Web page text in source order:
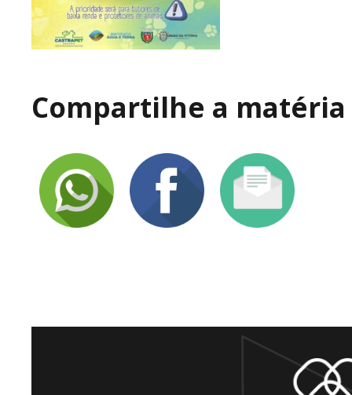
Compartilhe a